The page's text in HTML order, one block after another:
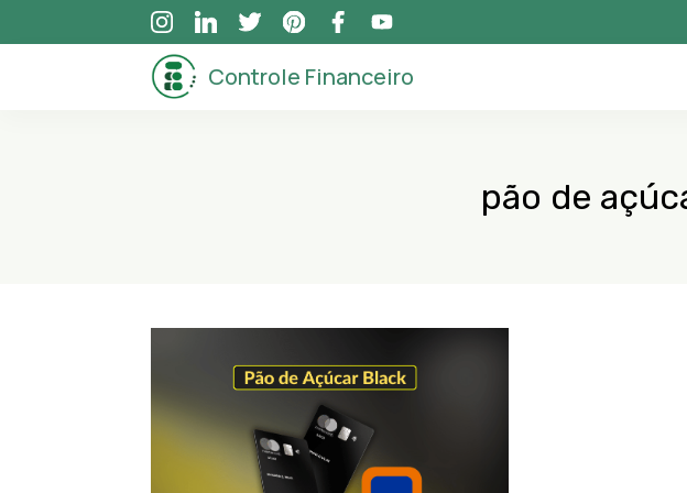
to
Controle Financeiro
pão de